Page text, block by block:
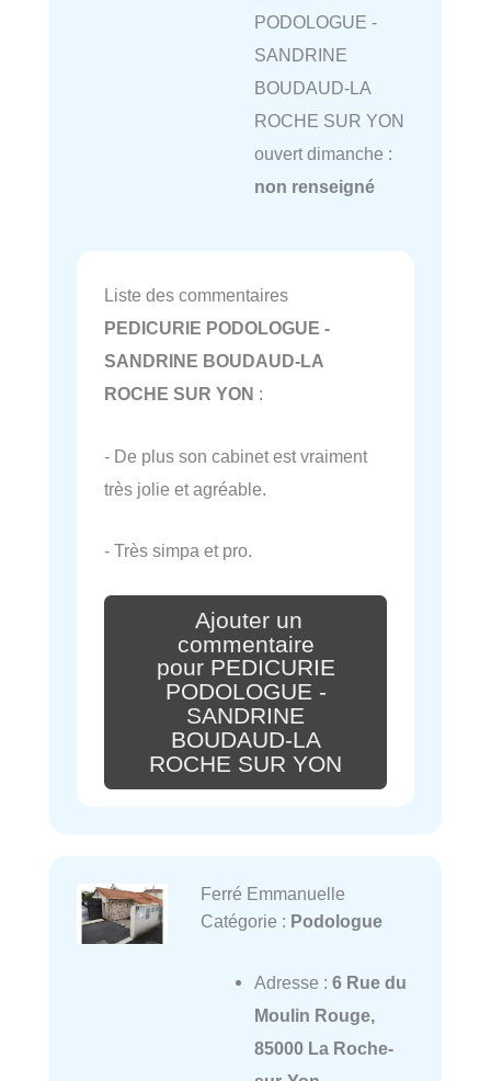
PODOLOGUE -
SANDRINE
BOUDAUD-LA
ROCHE SUR YON
ouvert dimanche :
non renseigné
Liste des commentaires
PEDICURIE PODOLOGUE -
SANDRINE BOUDAUD-LA
ROCHE SUR YON :
- De plus son cabinet est vraiment
très jolie et agréable.
- Très simpa et pro.
Ajouter un
commentaire
pour PEDICURIE
PODOLOGUE -
SANDRINE
BOUDAUD-LA
ROCHE SUR YON
Ferré Emmanuelle
Catégorie : Podologue
Adresse : 6 Rue du
Moulin Rouge,
85000 La Roche-